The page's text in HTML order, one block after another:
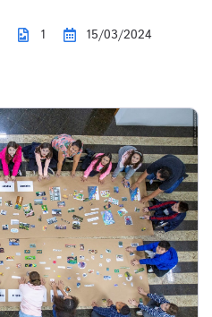
1
15/03/2024